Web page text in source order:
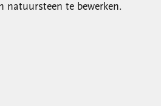
natuursteen te bewerken.